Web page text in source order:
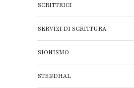
SCRITTRICI
SERVIZI DI SCRITTURA
SIONISMO
STENDHAL